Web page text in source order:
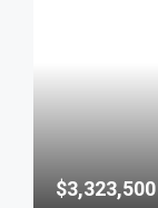
$3,323,500